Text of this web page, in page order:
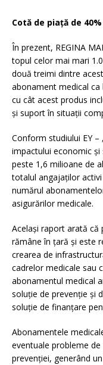
Cotă de piață de
În prezent, REGINA
topul celor mai mari
două treimi dintre
abonament medical
cu cât acest produs
și suport în situații
Conform studiului EY
impactului economic și
peste 1,6 milioane de
totalul angajaților
numărul
asigurărilor medicale.
Același raport arată
rămâne în ţară şi este
crearea de
cadrelor medicale sau
abonamentul medical
soluţie de prevenţie şi
soluţie de finanţare
Abonamentele
eventuale probleme
prevenției, generând